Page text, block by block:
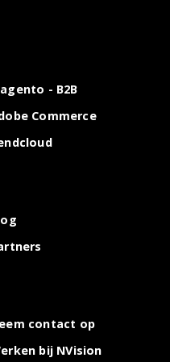
- B2B
Commerce
contact op
bij NVision